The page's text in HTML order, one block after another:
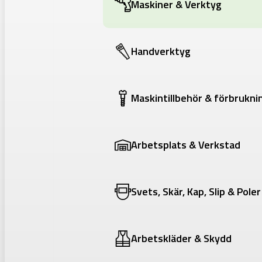
Maskiner & Verktyg
Handverktyg
Maskintillbehör &
Arbetsplats & Verkstad
Svets, Skär, Kap, Slip & Poler
Arbetskläder & Skydd